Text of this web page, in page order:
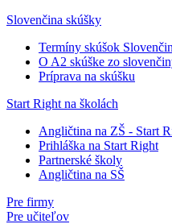
Slovenčina skúšky
Termíny skúšok
O A2 skúške zo
Príprava na skúšku
Start Right na školách
Angličtina na ZŠ - Start
Prihláška na Start Right
Partnerské školy
Angličtina na SŠ
Pre firmy
Pre učiteľov